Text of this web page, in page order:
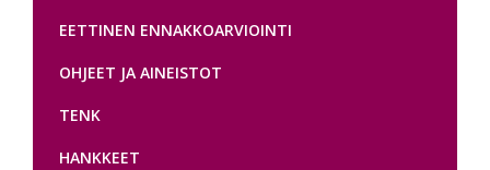
EETTINEN ENNAKKOARVIOINTI
OHJEET JA AINEISTOT
TENK
HANKKEET